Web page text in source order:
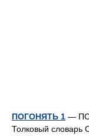
ПОГОНЯТЬ 1 —
Толковый